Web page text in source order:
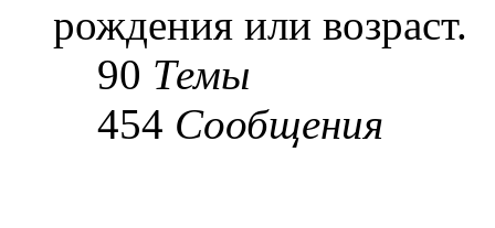
рождения или возраст.
90 Темы
454 Сообщения